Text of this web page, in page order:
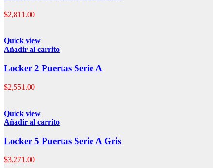
$2,811.00
Quick view
Añadir al carrito
Locker 2 Puertas Serie A
$2,551.00
Quick view
Añadir al carrito
Locker 5 Puertas Serie A Gris
$3,271.00